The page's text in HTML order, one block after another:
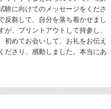
験に向けてのメッセージをくださ
反芻して、自分を落ち着かせまし
、プリントアウトして持参し、
初めてお会いして、お礼をお伝え
ださり、感動しました。本当にあ